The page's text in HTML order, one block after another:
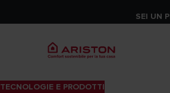
SEI UN
TECNOLOGIE E PRODOTTI